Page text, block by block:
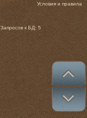
Условия и правила
Запросов к БД: 5